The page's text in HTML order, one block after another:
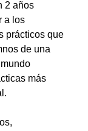
2 años
a los
prácticos que
de una
más